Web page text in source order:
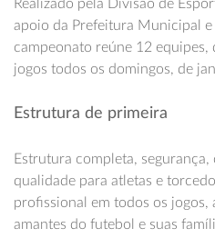
Realizado pela Divisão de
apoio da Prefeitura Municipal
campeonato reúne 12
jogos todos os domingos, de
Estrutura de primeira
Estrutura completa,
qualidade para atletas e
profissional em todos os jogos,
amantes do futebol e suas